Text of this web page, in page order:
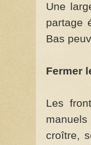
Une
partage
Bas
Fermer
Les
croître,